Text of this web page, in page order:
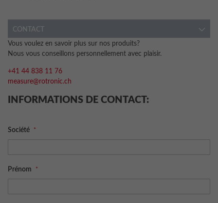
CONTACT
Vous voulez en savoir plus sur nos produits?
Nous vous conseillons personnellement avec plaisir.
+41 44 838 11 76
measure@rotronic.ch
INFORMATIONS DE CONTACT:
Société
Prénom